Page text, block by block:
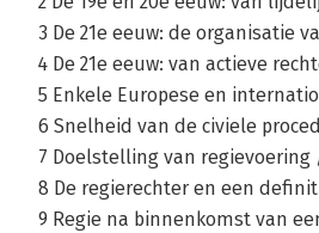
3 De 21e eeuw: de organisatie
4 De 21e eeuw: van actieve
5 Enkele Europese en
6 Snelheid van de civiele
7 Doelstelling van regievoering
8 De regierechter en een
9 Regie na binnenkomst van